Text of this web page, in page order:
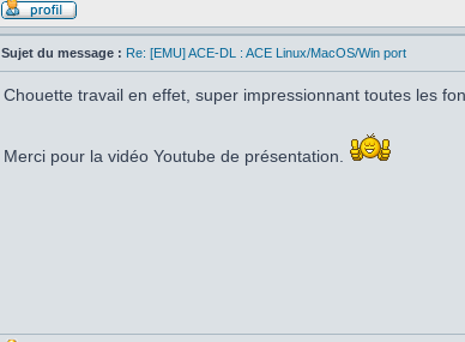
Sujet du message : Re: [EMU] ACE-DL : ACE Linux/MacOS/Win port
Chouette travail en effet, super impressionnant toutes les
Merci pour la vidéo Youtube de présentation.